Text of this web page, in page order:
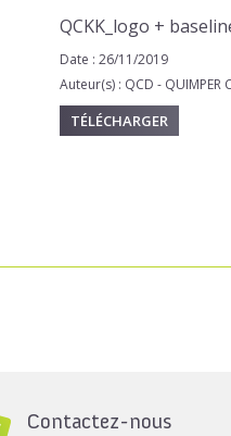
QCKK_logo +
Date : 26/11/2019
Auteur(s) : QCD - QUIMPER
TÉLÉCHARGER
Contactez-nous